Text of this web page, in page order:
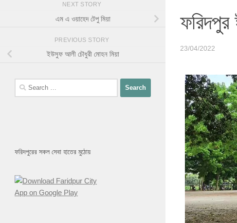
ফরিদপুর
23/04/2022
NEXT STORY
এম এ ওয়াহেদ টেপু মিয়া
PREVIOUS STORY
ইউসুফ আলী চৌধুরী মোহন মিয়া
ফরিদপুরের সকল সেবা হাতের মুঠোয়